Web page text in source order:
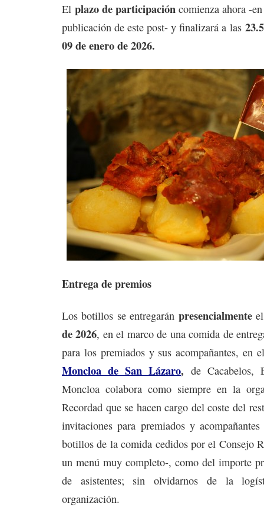
El plazo de participación comienza ahora -
publicación de este post- y finalizará a las
09 de enero de 2026.
Entrega de premios
Los botillos se entregarán presencialmente
de 2026, en el marco de una comida de
para los premiados y sus acompañantes, en
Moncloa de San Lázaro, de
Moncloa colabora como siempre en la
Recordad que se hacen cargo del coste del
invitaciones para premiados y
botillos de la comida cedidos por el Consejo
un menú muy completo-, como del importe
de asistentes; sin olvidarnos de la
organización.